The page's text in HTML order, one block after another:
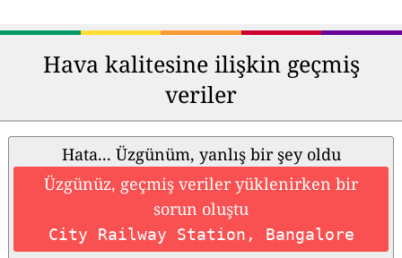
Hava kalitesine ilişkin geçmiş
veriler
Hata... Üzgünüm, yanlış bir şey oldu
Üzgünüz, geçmiş veriler yüklenirken bir
sorun oluştu
City Railway Station, Bangalore